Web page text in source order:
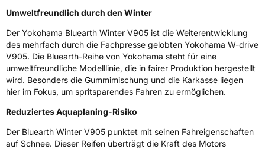
Rollgeräusch (Klasse)B
Rollgeräusch (dB)72
FahrzeugklasseC1
3PMSF / Schneeflockensymbol / Alpine-Symbol
EisgripNein
Umweltfreundlich durch den Winter
Der Yokohama Bluearth Winter V905 ist die Weiterentwicklung
des mehrfach durch die Fachpresse gelobten Yokohama W-drive
V905. Die Bluearth-Reihe von Yokohama steht für eine
umweltfreundliche Modelllinie, die in fairer Produktion hergestellt
wird. Besonders die Gummimischung und die Karkasse liegen
hier im Fokus, um spritsparendes Fahren zu ermöglichen.
Reduziertes Aquaplaning-Risiko
Der Bluearth Winter V905 punktet mit seinen Fahreigenschaften
auf Schnee. Dieser Reifen überträgt die Kraft des Motors